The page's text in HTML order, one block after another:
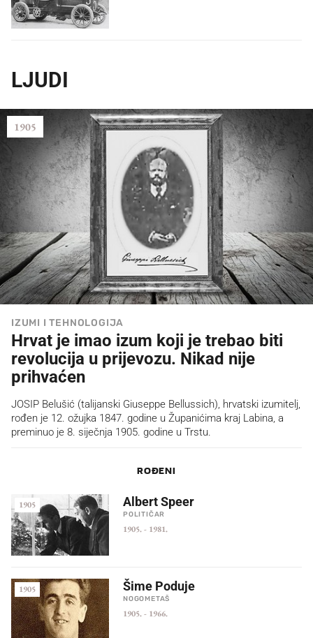
LJUDI
IZUMI I TEHNOLOGIJA
Hrvat je imao izum koji je trebao biti
revolucija u prijevozu. Nikad nije
prihvaćen
1905
JOSIP Belušić (talijanski Giuseppe Bellussich), hrvatski izumitelj,
rođen je 12. ožujka 1847. godine u Županićima kraj Labina, a
preminuo je 8. siječnja 1905. godine u Trstu.
ROĐENI
Albert Speer
POLITIČAR
1905.- 1981.
1905
Šime Poduje
NOGOMETAŠ
1905.- 1966.
1905